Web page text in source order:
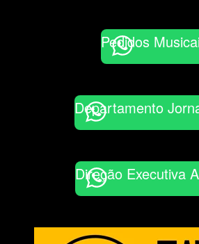
Pedidos
Departamento
Direção Executiva